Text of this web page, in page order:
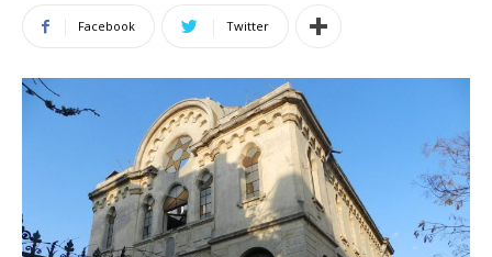
Facebook Twitter